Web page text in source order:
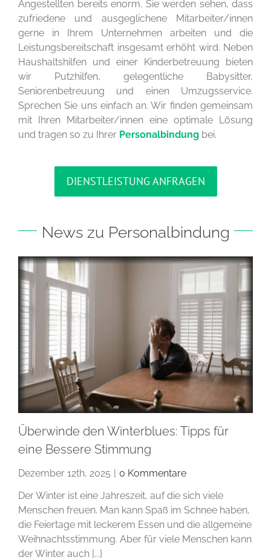
Angestellten bereits enorm. Sie werden sehen, dass
zufriedene und ausgeglichene Mitarbeiter/innen
gerne in Ihrem Unternehmen arbeiten und die
Leistungsbereitschaft insgesamt erhöht wird. Neben
Haushaltshilfen und einer Kinderbetreuung bieten
wir Putzhilfen, gelegentliche Babysitter,
Seniorenbetreuung und einen Umzugsservice.
Sprechen Sie uns einfach an. Wir finden gemeinsam
mit Ihren Mitarbeiter/innen eine optimale Lösung
und tragen so zu Ihrer Personalbindung bei.
DIENSTLEISTUNG ANFRAGEN
News zu Personalbindung
Überwinde den Winterblues: Tipps für
eine Bessere Stimmung
Dezember 12th, 2025 | 0 Kommentare
Der Winter ist eine Jahreszeit, auf die sich viele
Menschen freuen. Man kann Spaß im Schnee haben,
die Feiertage mit leckerem Essen und die allgemeine
Weihnachtsstimmung. Aber für viele Menschen kann
der Winter auch [...]